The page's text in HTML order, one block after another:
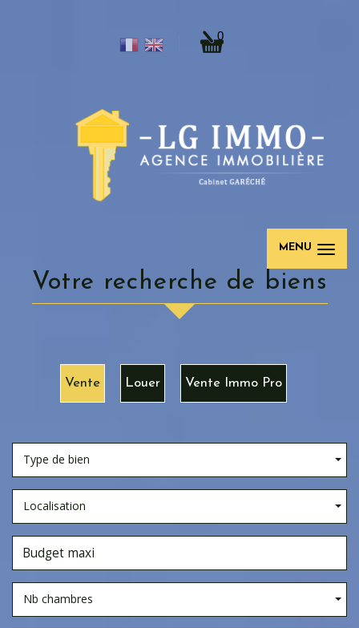
0
MENU
votre recherche de biens
Vente Louer Vente Immo Pro
Type de bien
Localisation
Nb chambres